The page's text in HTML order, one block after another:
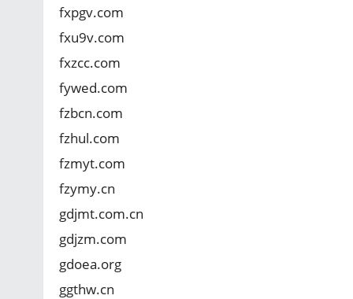
fxpgv.com
fxu9v.com
fxzcc.com
fywed.com
fzbcn.com
fzhul.com
fzmyt.com
fzymy.cn
gdjmt.com.cn
gdjzm.com
gdoea.org
ggthw.cn